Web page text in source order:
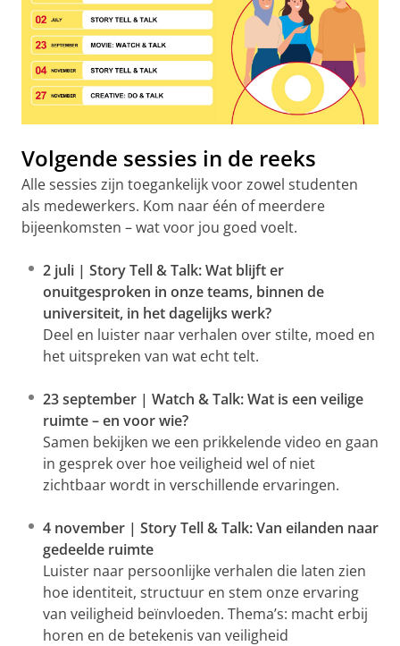
Volgende sessies in de reeks
Alle sessies zijn toegankelijk voor zowel studenten
als medewerkers. Kom naar één of meerdere
bijeenkomsten – wat voor jou goed voelt.
2 juli | Story Tell & Talk: Wat blijft er
onuitgesproken in onze teams, binnen de
universiteit, in het dagelijks werk?
Deel en luister naar verhalen over stilte, moed en
het uitspreken van wat echt telt.
23 september | Watch & Talk: Wat is een veilige
ruimte – en voor wie?
Samen bekijken we een prikkelende video en gaan
in gesprek over hoe veiligheid wel of niet
zichtbaar wordt in verschillende ervaringen.
4 november | Story Tell & Talk: Van eilanden naar
gedeelde ruimte
Luister naar persoonlijke verhalen die laten zien
hoe identiteit, structuur en stem onze ervaring
van veiligheid beïnvloeden. Thema’s: macht erbij
horen en de betekenis van veiligheid